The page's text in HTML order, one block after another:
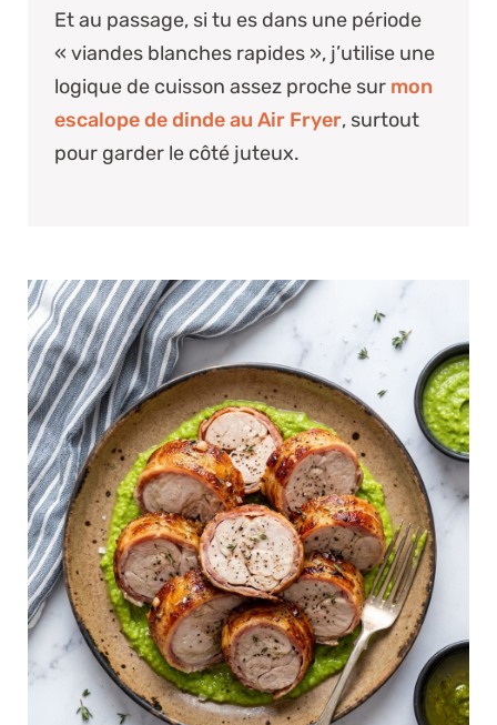
Et au passage, si tu es dans une période
« viandes blanches rapides », j’utilise une
logique de cuisson assez proche sur mon
escalope de dinde au Air Fryer, surtout
pour garder le côté juteux.